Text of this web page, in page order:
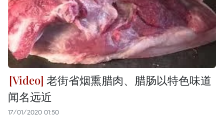
老街省烟熏腊肉、腊肠以特色味道
闻名远近
17/01/2020 01:50